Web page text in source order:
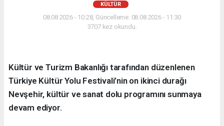
KÜLTÜR
08.08.2026 - 10:28, Güncelleme: 08.08.2026 - 11:30
3707 kez okundu.
Kültür ve Turizm Bakanlığı tarafından düzenlenen
Türkiye Kültür Yolu Festivali’nin on ikinci durağı
Nevşehir, kültür ve sanat dolu programını sunmaya
devam ediyor.